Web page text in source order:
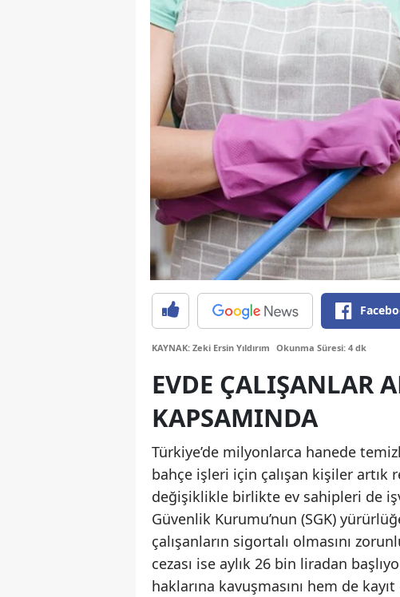
KAYNAK: Zeki Ersin Yıldırım Okunma Süresi: 4 dk
EVDE ÇALIŞANLAR
KAPSAMINDA
Türkiye’de milyonlarca hanede
bahçe işleri için çalışan kişiler
değişiklikle birlikte ev sahipleri de
Güvenlik Kurumu’nun (SGK)
çalışanların sigortalı olmasını
cezası ise aylık 26 bin liradan
haklarına kavuşmasını hem de